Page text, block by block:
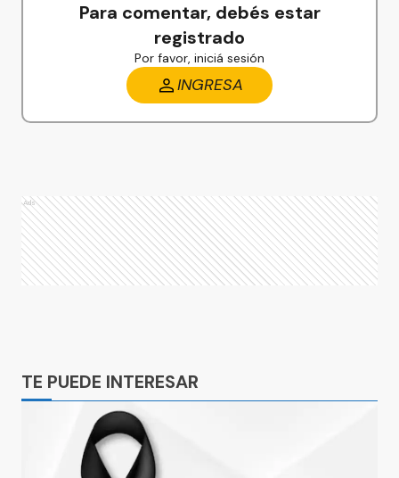
Para comentar, debés estar
registrado
Por favor, iniciá sesión
INGRESA
Ads
TE PUEDE INTERESAR